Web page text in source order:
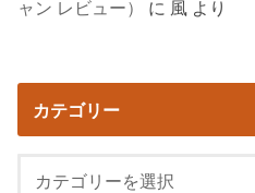
ャン レビュー）
に 風 より
カテゴリー